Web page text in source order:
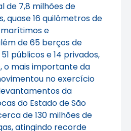
de 7,8 milhões de
quase 16 quilômetros de
e
de 65 berços de
públicos e 14 privados,
o mais importante da
no exercício
da
do Estado de São
de 130 milhões de
atingindo recorde